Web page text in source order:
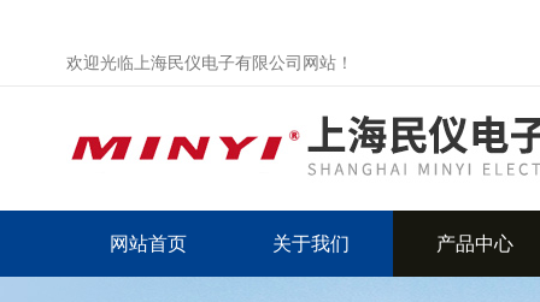
欢迎光临上海民仪电子有限公司网站！
网站首页 关于我们 产品中心